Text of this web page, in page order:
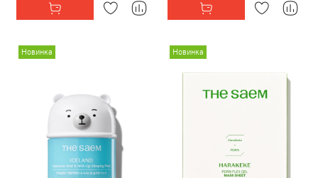
Новинка Новинка